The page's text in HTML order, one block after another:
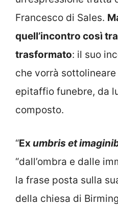
Francesco di Sales.
quell’incontro così
trasformato: il suo
che vorrà
epitaffio funebre, da
composto.
“Exumbris et
“dall’ombra e dalle
la frase posta sulla
della chiesa di